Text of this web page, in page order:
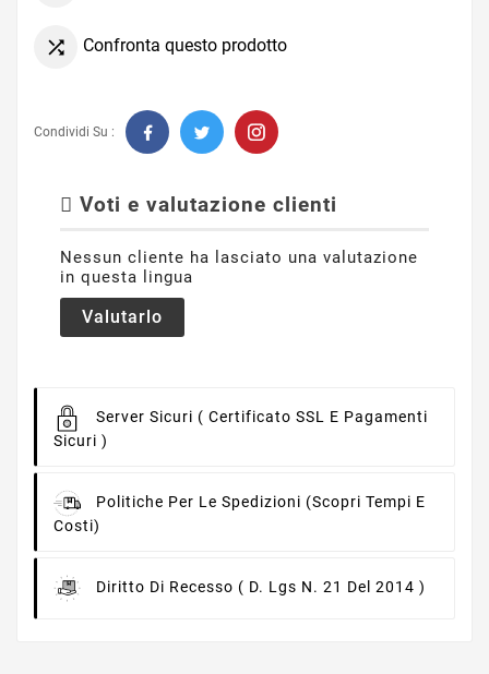
 Confronta questo prodotto
Condividi Su :
Voti e valutazione clienti
Nessun cliente ha lasciato una valutazione
in questa lingua
Valutarlo
Server Sicuri ( Certificato SSL E Pagamenti
Sicuri )
Politiche Per Le Spedizioni (scopri Tempi E
Costi)
Diritto Di Recesso ( D. Lgs N. 21 Del 2014 )